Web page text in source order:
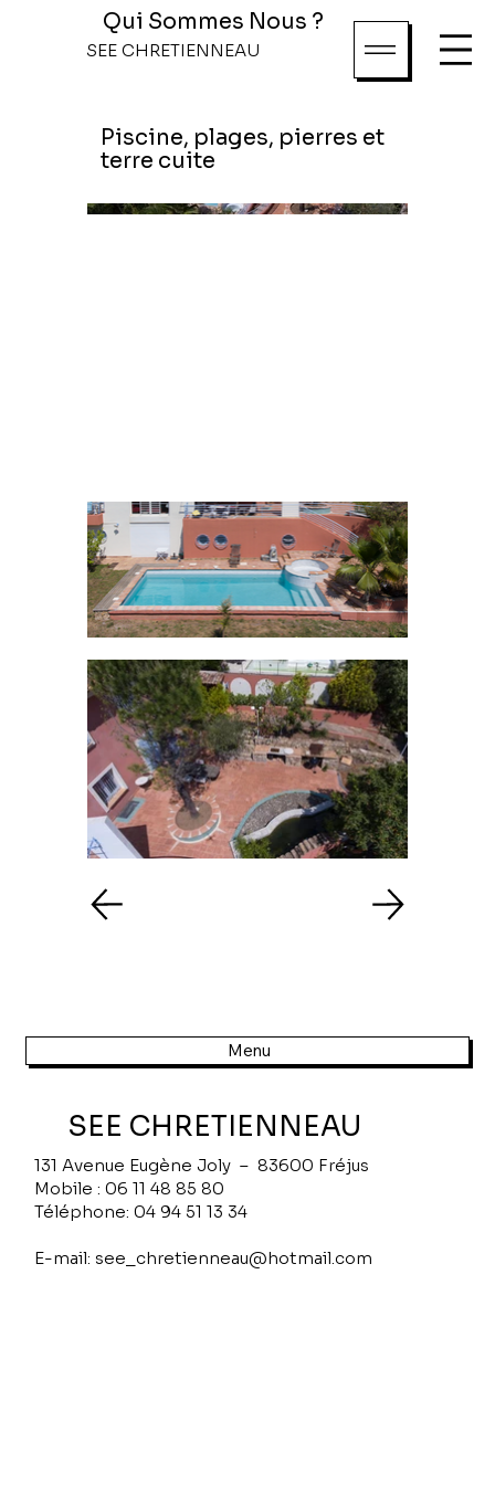
SEE CHRETIENNEAU
Qui Sommes Nous ?
Piscine, plages, pierres et
terre cuite
Menu
SEE CHRETIENNEAU
131 Avenue Eugène Joly – 83600 Fréjus
Mobile : 06 11 48 85 80
Téléphone: 04 94 51 13 34
E-mail: see_chretienneau@hotmail.com